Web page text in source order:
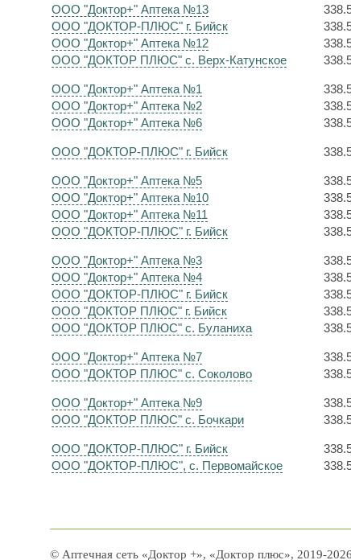
ООО "Доктор+" Аптека №13
ООО "ДОКТОР-ПЛЮС" г. Бийск
ООО "Доктор+" Аптека №12
ООО "ДОКТОР ПЛЮС" с. Верх-Катунское
ООО "Доктор+" Аптека №1
ООО "Доктор+" Аптека №2
ООО "Доктор+" Аптека №6
ООО "ДОКТОР-ПЛЮС" г. Бийск
ООО "Доктор+" Аптека №5
ООО "Доктор+" Аптека №10
ООО "Доктор+" Аптека №11
ООО "ДОКТОР-ПЛЮС" г. Бийск
ООО "Доктор+" Аптека №3
ООО "Доктор+" Аптека №4
ООО "ДОКТОР-ПЛЮС" г. Бийск
ООО "ДОКТОР ПЛЮС" г. Бийск
ООО "ДОКТОР ПЛЮС" с. Буланиха
ООО "Доктор+" Аптека №7
ООО "ДОКТОР ПЛЮС" с. Соколово
ООО "Доктор+" Аптека №9
ООО "ДОКТОР ПЛЮС" с. Бочкари
ООО "ДОКТОР-ПЛЮС" г. Бийск
ООО "ДОКТОР-ПЛЮС", с. Первомайское
© Аптечная сеть «Доктор +», «Доктор плюс», 2019-2026